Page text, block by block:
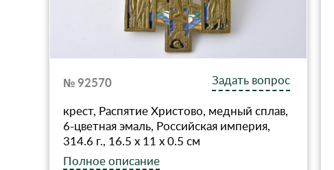
№ 92570
Задать вопрос
крест, Распятие Христово, медный сплав,
6-цветная эмаль, Российская империя,
314.6 г., 16.5 x 11 x 0.5 см
Полное описание